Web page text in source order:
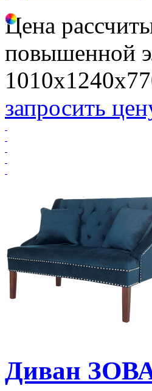
Цена
повышенной
запросить
Диван